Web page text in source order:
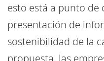
esto está a punto de
presentación de
sostenibilidad de la
propuesta, las